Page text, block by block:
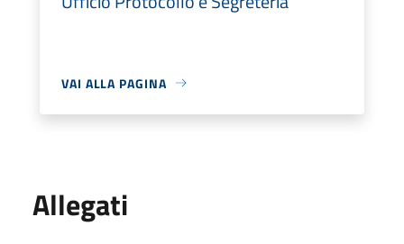
VAI ALLA PAGINA
Allegati